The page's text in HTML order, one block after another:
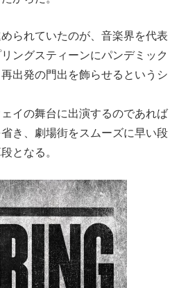
られていたのが、音楽界を代表
ングスティーンにパンデミック
出発の門出を飾らせるというシ
イの舞台に出演するのであれば
き、劇場街をスムーズに早い段
となる。